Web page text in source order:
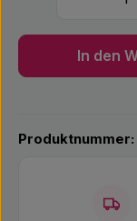
In den
Produktnummer: